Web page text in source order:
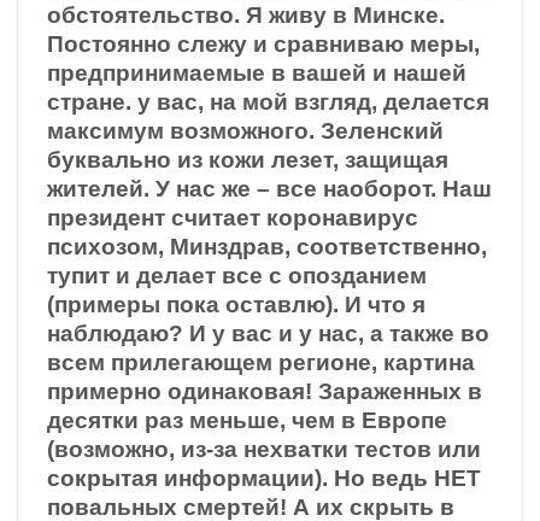
обстоятельство. Я живу в Минске.
Постоянно слежу и сравниваю меры,
предпринимаемые в вашей и нашей
стране. у вас, на мой взгляд, делается
максимум возможного. Зеленский
буквально из кожи лезет, защищая
жителей. У нас же – все наоборот. Наш
президент считает коронавирус
психозом, Минздрав, соответственно,
тупит и делает все с опозданием
(примеры пока оставлю). И что я
наблюдаю? И у вас и у нас, а также во
всем прилегающем регионе, картина
примерно одинаковая! Зараженных в
десятки раз меньше, чем в Европе
(возможно, из-за нехватки тестов или
сокрытая информации). Но ведь НЕТ
повальных смертей! А их скрыть в